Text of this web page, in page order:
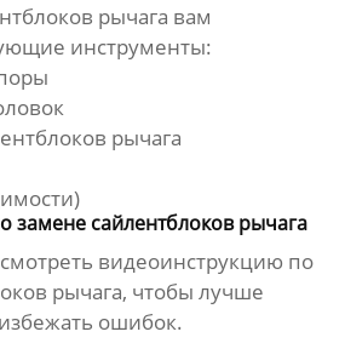
рычага вам
инструменты:
рычага
замене сайлентблоков рычага
видеоинструкцию по
рычага, чтобы лучше
ошибок.